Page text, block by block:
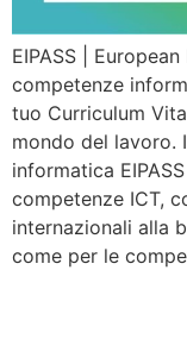
EIPASS |
competenze
tuo Curriculum
mondo del lavoro.
informatica
competenze ICT,
internazionali alla
come per le